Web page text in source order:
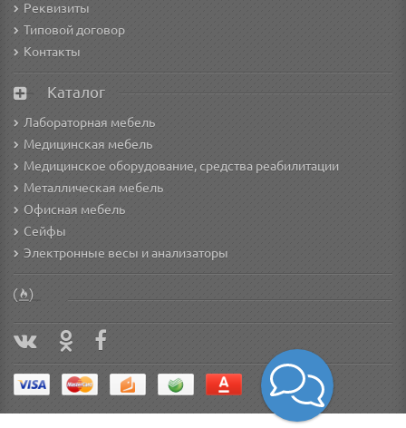
Реквизиты
Типовой договор
Контакты
Каталог
Лабораторная мебель
Медицинская мебель
Медицинское оборудование, средства реабилитации
Металлическая мебель
Офисная мебель
Сейфы
Электронные весы и анализаторы